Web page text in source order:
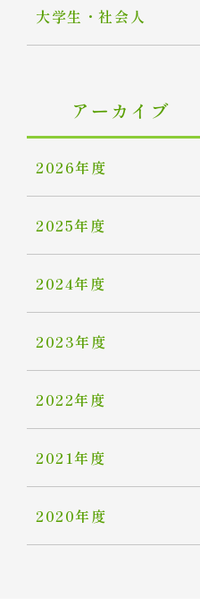
大学生・社会人
アーカイブ
2026年度
2025年度
2024年度
2023年度
2022年度
2021年度
2020年度